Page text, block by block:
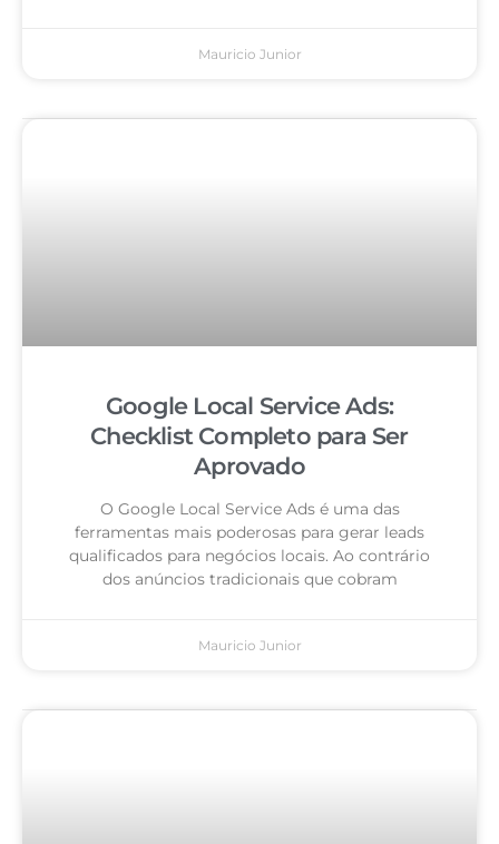
Mauricio Junior
Google Local Service Ads:
Checklist Completo para Ser
Aprovado
O Google Local Service Ads é uma das
ferramentas mais poderosas para gerar leads
qualificados para negócios locais. Ao contrário
dos anúncios tradicionais que cobram
Mauricio Junior